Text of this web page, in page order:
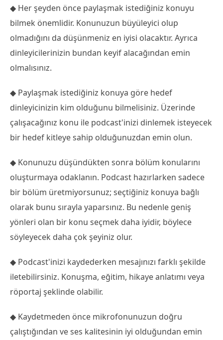
◆ Her şeyden önce paylaşmak istediğiniz konuyu
bilmek önemlidir. Konunuzun büyüleyici olup
olmadığını da düşünmeniz en iyisi olacaktır. Ayrıca
dinleyicilerinizin bundan keyif alacağından emin
olmalısınız.
◆ Paylaşmak istediğiniz konuya göre hedef
dinleyicinizin kim olduğunu bilmelisiniz. Üzerinde
çalışacağınız konu ile podcast'inizi dinlemek isteyecek
bir hedef kitleye sahip olduğunuzdan emin olun.
◆ Konunuzu düşündükten sonra bölüm konularını
oluşturmaya odaklanın. Podcast hazırlarken sadece
bir bölüm üretmiyorsunuz; seçtiğiniz konuya bağlı
olarak bunu sırayla yaparsınız. Bu nedenle geniş
yönleri olan bir konu seçmek daha iyidir, böylece
söyleyecek daha çok şeyiniz olur.
◆ Podcast'inizi kaydederken mesajınızı farklı şekilde
iletebilirsiniz. Konuşma, eğitim, hikaye anlatımı veya
röportaj şeklinde olabilir.
◆ Kaydetmeden önce mikrofonunuzun doğru
çalıştığından ve ses kalitesinin iyi olduğundan emin